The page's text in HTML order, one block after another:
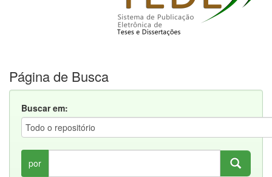
Página de Busca
Buscar em:
por